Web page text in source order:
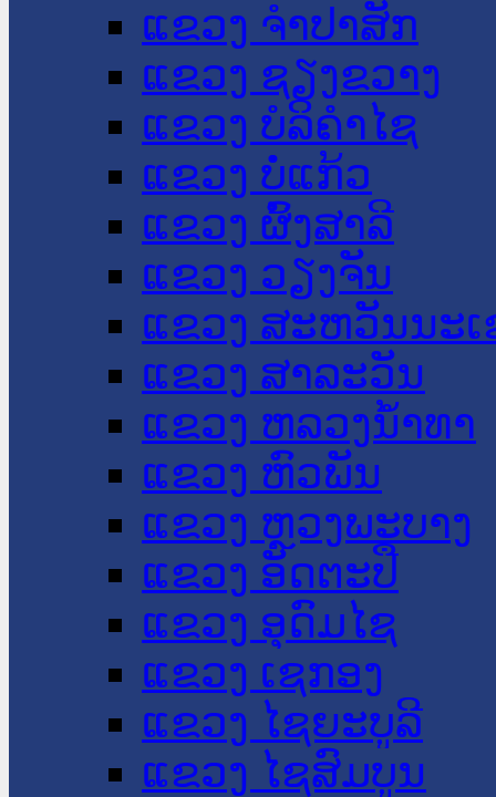
ແຂວງ ຈໍາປາສັກ
ແຂວງ ຊຽງຂວາງ
ແຂວງ ບໍລິຄໍາໄຊ
ແຂວງ ບໍ່ແກ້ວ
ແຂວງ ຜົ້ງສາລີ
ແຂວງ ວຽງຈັນ
ແຂວງ ສະຫວັນນະ
ແຂວງ ສາລະວັນ
ແຂວງ ຫລວງນໍ້າທາ
ແຂວງ ຫົວພັນ
ແຂວງ ຫຼວງພະບາງ
ແຂວງ ອັດຕະປື
ແຂວງ ອຸດົມໄຊ
ແຂວງ ເຊກອງ
ແຂວງ ໄຊຍະບູລີ
ແຂວງ ໄຊສົມບູນ